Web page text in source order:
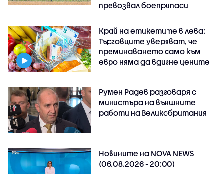
превозвал боеприпаси
Край на етикетите в лева:
Търговците уверяват, че
преминаването само към
евро няма да вдигне цените
Румен Радев разговаря с
министъра на външните
работи на Великобритания
Новините на NOVA NEWS
(06.08.2026 - 20:00)